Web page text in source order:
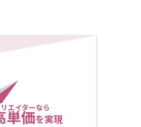
エイターなら
単価を実現